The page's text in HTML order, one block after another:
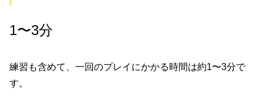
1〜3分
練習も含めて、一回のプレイにかかる時間は約1〜3分で
す。